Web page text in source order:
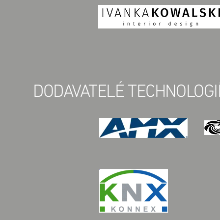
DODAVATELÉ